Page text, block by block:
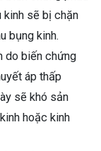
kinh sẽ bị chặn
bụng kinh.
do biến chứng
áp thấp
sẽ khó sản
hoặc kinh